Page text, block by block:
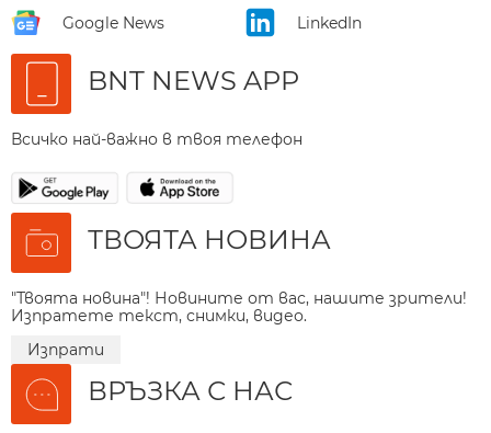
Google News LinkedIn
BNT NEWS APP
Всичко най-важно в твоя телефон
ТВОЯТА НОВИНА
"Твоята новина"! Новините от вас, нашите зрители!
Изпратете текст, снимки, видео.
Изпрати
ВРЪЗКА С НАС